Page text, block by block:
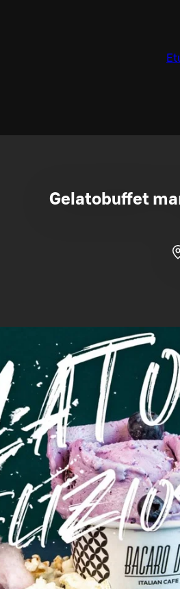
Gelatobuffet